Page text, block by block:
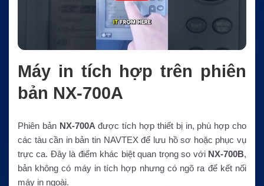
Máy in tích hợp trên phiên
bản NX-700A
Phiên bản NX-700A được tích hợp thiết bị in, phù hợp cho
các tàu cần in bản tin NAVTEX để lưu hồ sơ hoặc phục vụ
trực ca. Đây là điểm khác biệt quan trọng so với NX-700B,
bản không có máy in tích hợp nhưng có ngõ ra để kết nối
máy in ngoài.